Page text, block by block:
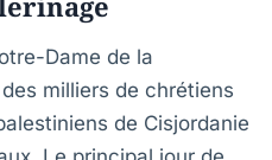
Dame de la
milliers de chrétiens
de Cisjordanie